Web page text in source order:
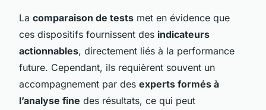
La comparaison de tests met en évidence que
ces dispositifs fournissent des indicateurs
actionnables, directement liés à la performance
future. Cependant, ils requièrent souvent un
accompagnement par des experts formés à
l’analyse fine des résultats, ce qui peut